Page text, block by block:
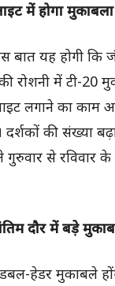
में होगा मुकाबला
बात यह होगी
रोशनी में टी-20
लगाने का काम
दर्शकों की संख्या
से रविवार
दौर में बड़े
डबल-हेडर मुकाबले